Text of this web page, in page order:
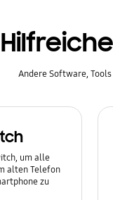
Andere Software,
um alle
alten Telefon
zu